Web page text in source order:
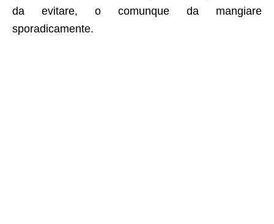
da evitare, o comunque da mangiare
sporadicamente.